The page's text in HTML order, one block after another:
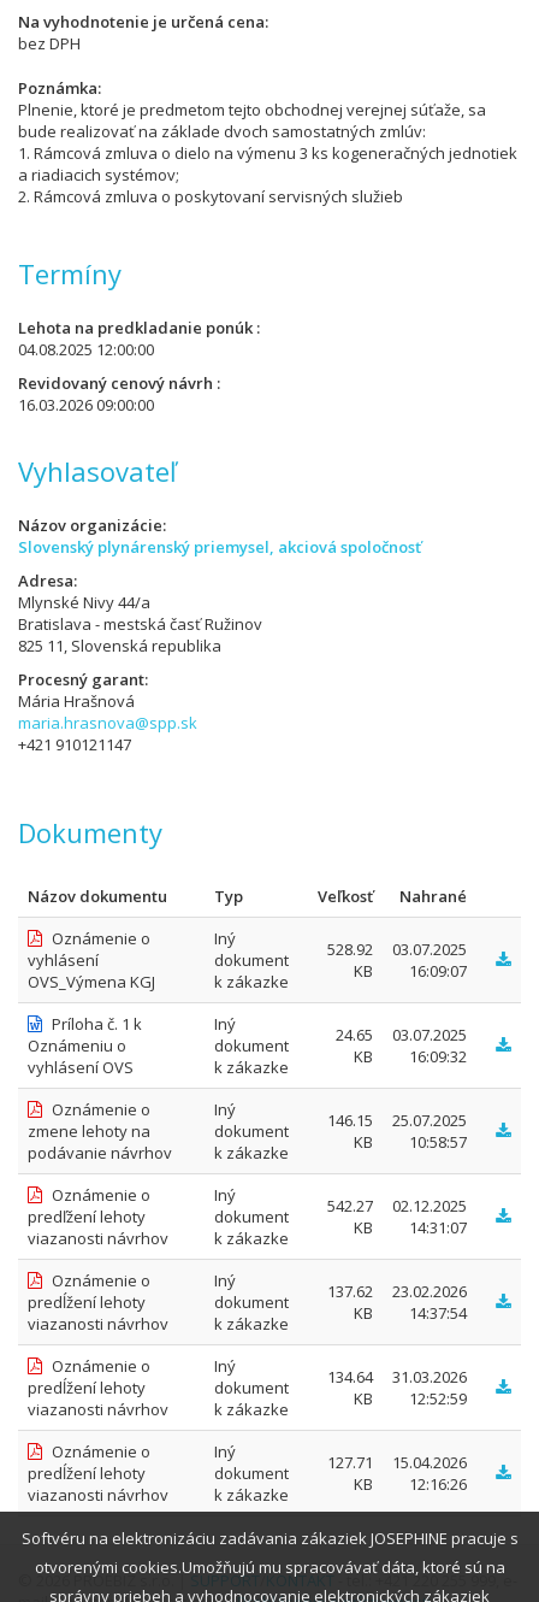
Na vyhodnotenie je určená cena
bez DPH
Poznámka
Plnenie, ktoré je predmetom tejto obchodnej verejnej súťaže, sa
bude realizovať na základe dvoch samostatných zmlúv:
1. Rámcová zmluva o dielo na výmenu 3 ks kogeneračných jednotiek
a riadiacich systémov;
2. Rámcová zmluva o poskytovaní servisných služieb
Termíny
Lehota na predkladanie ponúk
04.08.2025 12:00:00
Revidovaný cenový návrh
16.03.2026 09:00:00
Vyhlasovateľ
Názov organizácie
Slovenský plynárenský priemysel, akciová spoločnosť
Adresa
Mlynské Nivy 44/a
Bratislava - mestská časť Ružinov
825 11, Slovenská republika
Procesný garant
Mária Hrašnová
maria.hrasnova@spp.sk
+421 910121147
Dokumenty
Názov dokumentu Typ Veľkosť
Nahrané
Oznámenie o
vyhlásení
OVS_Výmena KGJ
Iný
dokument
k zákazke
528.92
KB
03.07.2025
16:09:07
Príloha č. 1 k
Oznámeniu o
vyhlásení OVS
Iný
dokument
k zákazke
24.65
KB
03.07.2025
16:09:32
Oznámenie o
zmene lehoty na
podávanie návrhov
Iný
dokument
k zákazke
146.15
KB
25.07.2025
10:58:57
Oznámenie o
predľžení lehoty
viazanosti návrhov
Iný
dokument
k zákazke
542.27
KB
02.12.2025
14:31:07
Oznámenie o
predĺžení lehoty
viazanosti návrhov
Iný
dokument
k zákazke
137.62
KB
23.02.2026
14:37:54
Oznámenie o
predĺžení lehoty
viazanosti návrhov
Iný
dokument
k zákazke
134.64
KB
31.03.2026
12:52:59
Oznámenie o
predĺžení lehoty
viazanosti návrhov
Iný
dokument
k zákazke
127.71
KB
15.04.2026
12:16:26
© 2026 PROEBIZ s.r.o. |SUPPORT/KONTAKT - tel.: +421 220 255 999, e-
Softvéru na elektronizáciu zadávania zákaziek JOSEPHINE pracuje s
otvorenými cookies.Umožňujú mu spracovávať dáta, ktoré sú na
správny priebeh a vyhodnocovanie elektronických zákaziek